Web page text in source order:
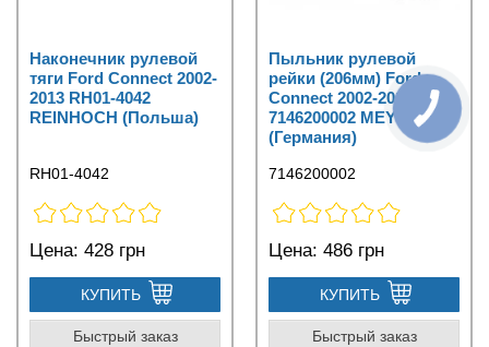
Наконечник рулевой
тяги Ford Connect 2002-
2013 RH01-4042
REINHOCH (Польша)
RH01-4042
Цена: 428 грн
КУПИТЬ
Быстрый заказ
Пыльник рулевой
рейки (206мм) Ford
Connect 2002-2013
7146200002 MEYLE
(Германия)
7146200002
Цена: 486 грн
КУПИТЬ
Быстрый заказ